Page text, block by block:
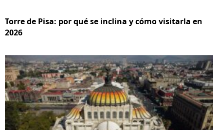
Torre de Pisa: por qué se inclina y cómo visitarla en
2026